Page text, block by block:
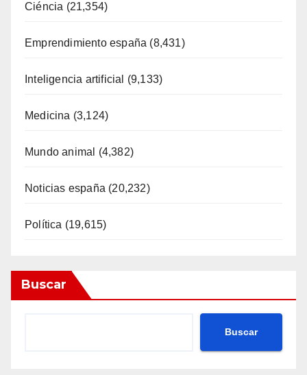
Ciéncia (21,354)
Emprendimiento españa (8,431)
Inteligencia artificial (9,133)
Medicina (3,124)
Mundo animal (4,382)
Noticias españa (20,232)
Política (19,615)
Buscar
Buscar